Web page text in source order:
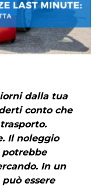
dalla tua
conto che
Il noleggio
In un
essere